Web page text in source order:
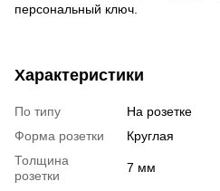
персональный ключ.
Характеристики
По типу
На розетке
Форма розетки
Круглая
Толщина
розетки
7 мм